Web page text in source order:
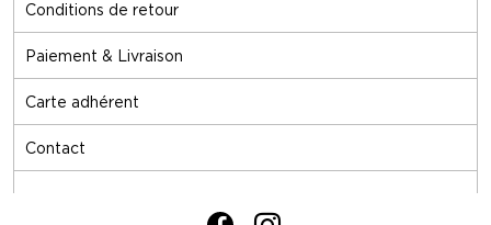
Conditions de retour
Paiement & Livraison
Carte adhérent
Contact